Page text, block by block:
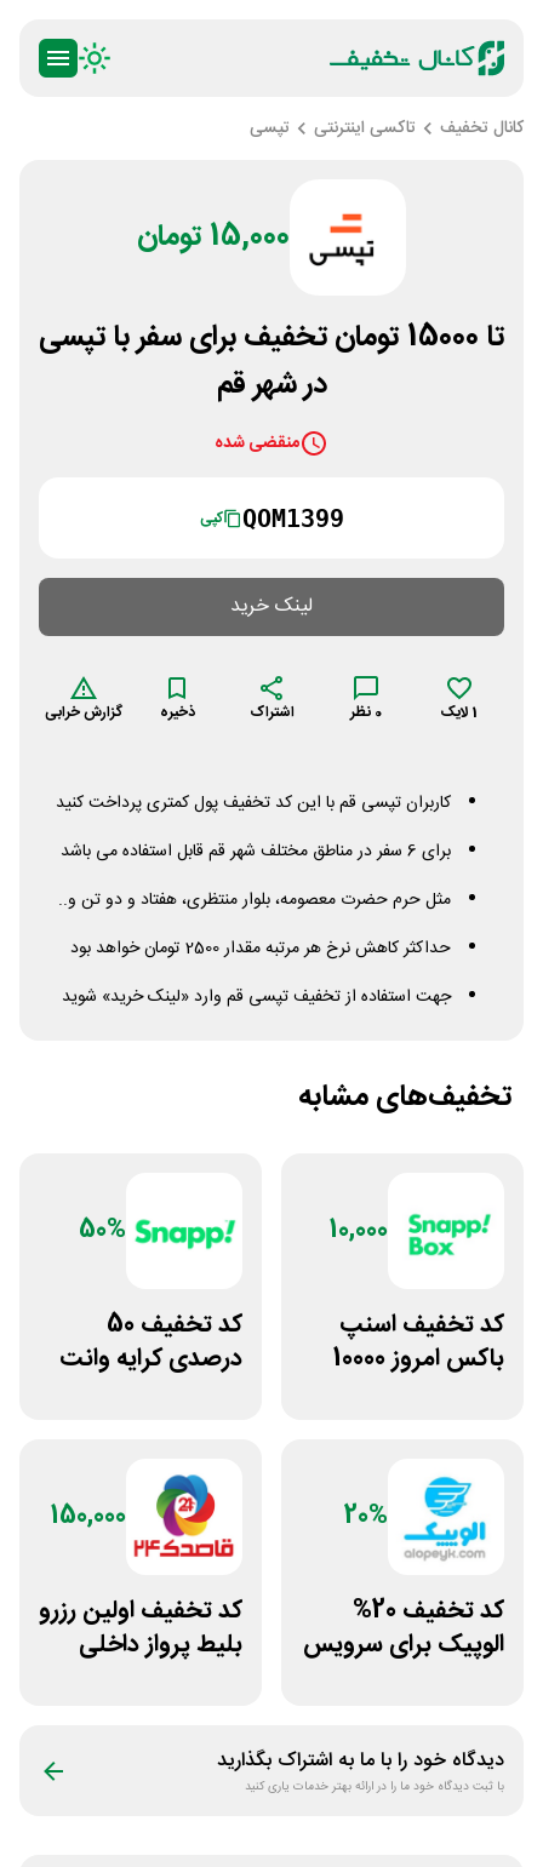
کانال تخفیف تاکسی اینترنتی تپسی
15,000 تومان
تا 15000 تومان تخفیف برای سفر با تپسی
در شهر قم
منقضی شده
QOM1399 کپی
لینک خرید
1لایک 0 نظر اشتراک ذخیره گزارش خرابی
کاربران تپسی قم با این کد تخفیف پول کمتری پرداخت کنید
برای 6 سفر در مناطق مختلف شهر قم قابل استفاده می باشد
مثل حرم حضرت معصومه، بلوار منتظری، هفتاد و دو تن و..
حداکثر کاهش نرخ هر مرتبه مقدار 2500 تومان خواهد بود
جهت استفاده از تخفیف تپسی قم وارد «لینک خرید» شوید
تخفیف‌های مشابه
10,000
کد تخفیف اسنپ
باکس امروز 10000
50%
کد تخفیف 50
درصدی کرایه وانت
20%
کد تخفیف 20%
الوپیک برای سرویس
150,000
کد تخفیف اولین رزرو
بلیط پرواز داخلی
دیدگاه خود را با ما به اشتراک بگذارید
با ثبت دیدگاه خود ما را در ارائه بهتر خدمات یاری کنید